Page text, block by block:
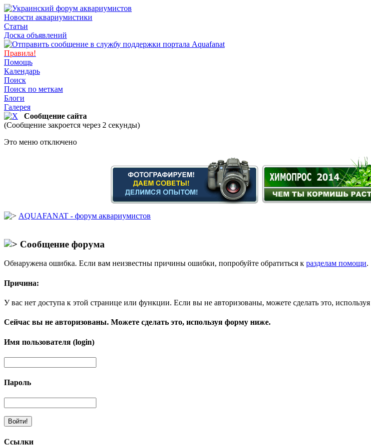
Новости аквариумистики
Статьи
Доска объявлений
Правила!
Помощь
Календарь
Поиск
Поиск по меткам
Блоги
Галерея
Сообщение сайта
(Сообщение закроется через 2 секунды)
Это меню отключено
AQUAFANAT - форум аквариумистов
Сообщение форума
Обнаружена ошибка. Если вам неизвестны причины ошибки, попробуйте обратиться к разделам помощи.
Причина:
У вас нет доступа к этой странице или функции. Если вы не авторизованы, можете сделать это,
Сейчас вы не авторизованы. Можете сделать это, используя форму ниже.
Имя пользователя (login)
Пароль
Ссылки